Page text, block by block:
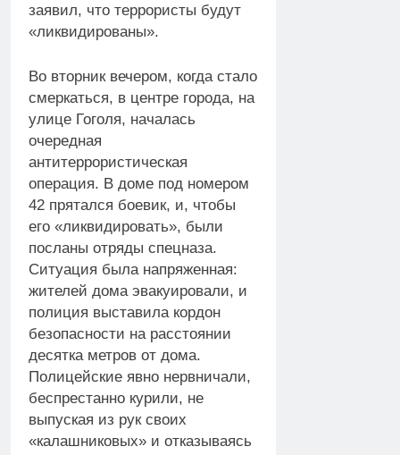
заявил, что террористы будут
«ликвидированы».
Во вторник вечером, когда стало
смеркаться, в центре города, на
улице Гоголя, началась
очередная
антитеррористическая
операция. В доме под номером
42 прятался боевик, и, чтобы
его «ликвидировать», были
посланы отряды спецназа.
Ситуация была напряженная:
жителей дома эвакуировали, и
полиция выставила кордон
безопасности на расстоянии
десятка метров от дома.
Полицейские явно нервничали,
беспрестанно курили, не
выпуская из рук своих
«калашниковых» и отказываясь